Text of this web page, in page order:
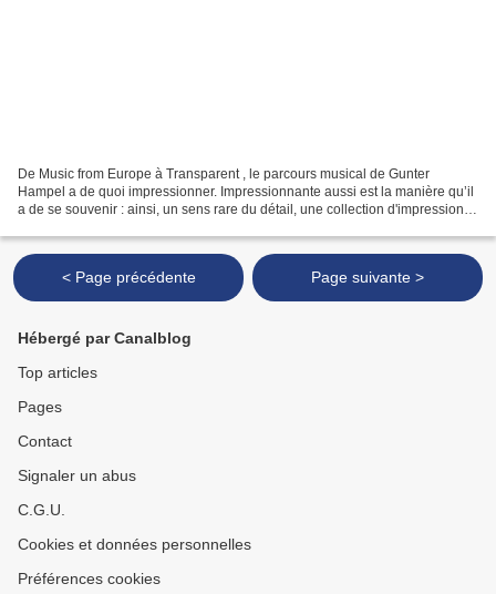
De Music from Europe à Transparent , le parcours musical de Gunter
Hampel a de quoi impressionner. Impressionnante aussi est la manière qu’il
a de se souvenir : ainsi, un sens rare du détail, une collection d'impressions
< Page précédente Page suivante >
Hébergé par Canalblog
Top articles
Pages
Contact
Signaler un abus
C.G.U.
Cookies et données personnelles
Préférences cookies